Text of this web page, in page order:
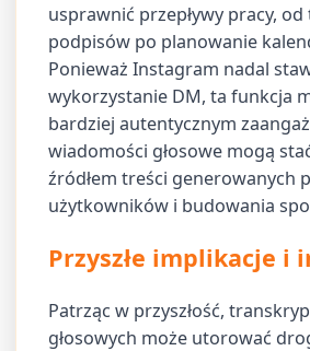
usprawnić przepływy pracy,
podpisów po planowanie
Ponieważ Instagram nadal
wykorzystanie DM, ta funkcja
bardziej autentycznym
wiadomości głosowe mogą
źródłem treści generowanych
użytkowników i budowania
Przyszłe implikacje i
Patrząc w przyszłość,
głosowych może utorować